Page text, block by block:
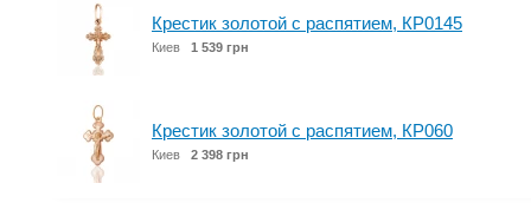
Крестик золотой с распятием, КР0145
Киев 1 539 грн
Крестик золотой с распятием, КР060
Киев 2 398 грн